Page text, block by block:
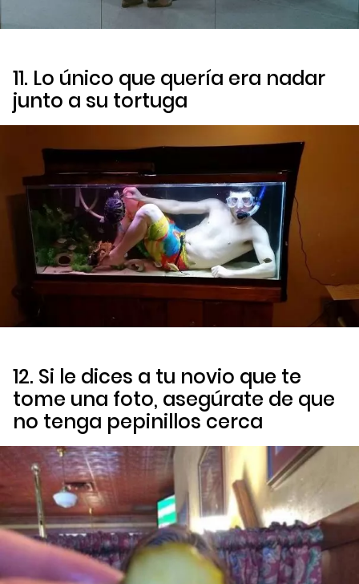
11. Lo único que quería era nadar
junto a su tortuga
12. Si le dices a tu novio que te
tome una foto, asegúrate de que
no tenga pepinillos cerca